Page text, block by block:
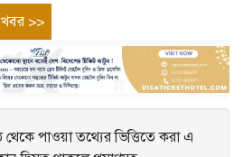
খবর >>
পাওয়া তথ্যের ভিত্তিতে করা এ